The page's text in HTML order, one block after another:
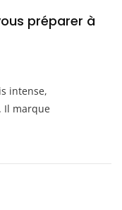
préparer à
intense,
Il marque